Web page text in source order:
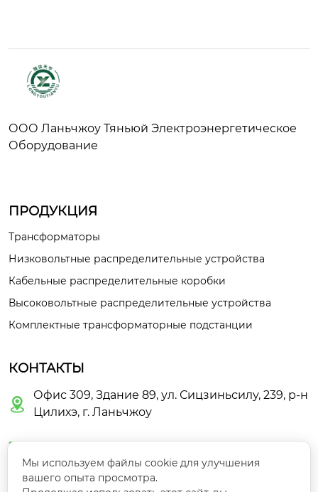
ООО Ланьчжоу Тяньюй Электроэнергетическое
Оборудование
ПРОДУКЦИЯ
Трансформаторы
Низковольтные распределительные устройства
Кабельные распределительные коробки
Высоковольтные распределительные устройства
Комплектные трансформаторные подстанции
КОНТАКТЫ

Офис 309, Здание 89, ул. Сицзиньсилу, 239, р-н
Цилихэ, г. Ланьчжоу

+86-18609446782
Мы используем файлы cookie для улучшения
вашего опыта просмотра.